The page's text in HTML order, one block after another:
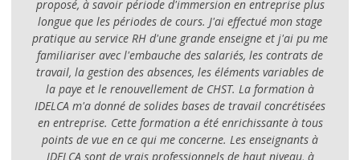
proposé, à savoir période d'immersion en entreprise plus
longue que les périodes de cours. J'ai effectué mon stage
pratique au service RH d'une grande enseigne et j'ai pu me
familiariser avec l'embauche des salariés, les contrats de
travail, la gestion des absences, les éléments variables de
la paye et le renouvellement de CHST. La formation à
IDELCA m'a donné de solides bases de travail concrétisées
en entreprise. Cette formation a été enrichissante à tous
points de vue en ce qui me concerne. Les enseignants à
IDELCA sont de vrais professionnels de haut niveau, à